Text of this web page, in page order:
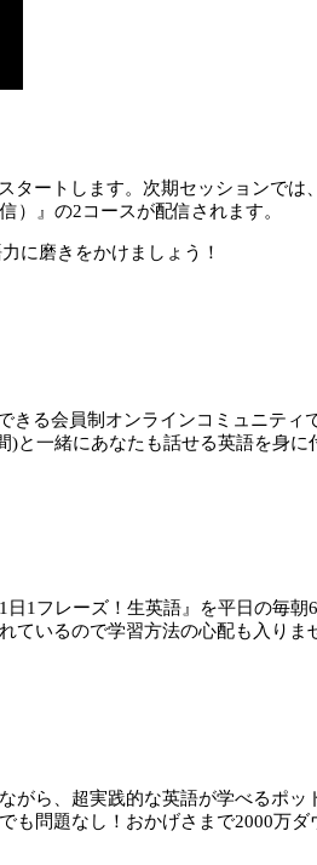
ートします。次期セッションで
）』の2コースが配信されます。
に磨きをかけましょう！
る会員制オンラインコミュニテ
と一緒にあなたも話せる英語を身に
1フレーズ！生英語』を平日の毎
いるので学習方法の心配も入り
ら、超実践的な英語が学べるポ
問題なし！おかげさまで2000万